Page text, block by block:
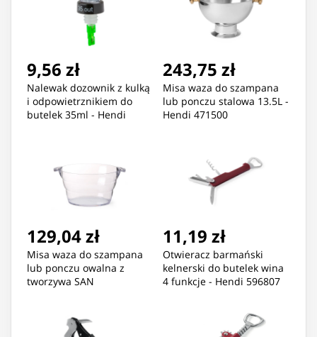
9,56 zł
Nalewak dozownik z kulką
i odpowietrznikiem do
butelek 35ml - Hendi
243,75 zł
Misa waza do szampana
lub ponczu stalowa 13.5L -
Hendi 471500
129,04 zł
Misa waza do szampana
lub ponczu owalna z
tworzywa SAN
11,19 zł
Otwieracz barmański
kelnerski do butelek wina
4 funkcje - Hendi 596807